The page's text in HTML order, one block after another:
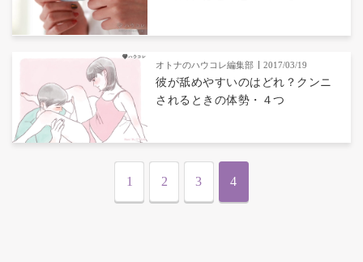
オトナのハウコレ編集部 2017/03/19
彼が舐めやすいのはどれ？クンニ
されるときの体勢・４つ
1 2 3 4